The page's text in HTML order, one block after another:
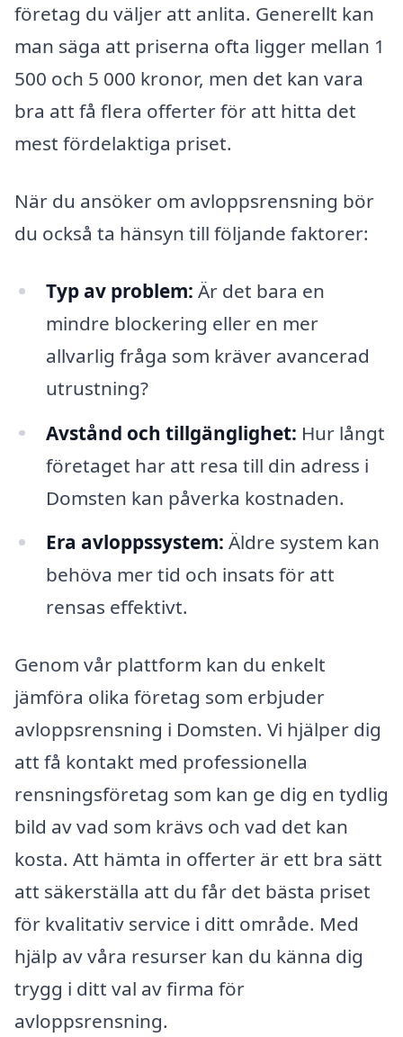
företag du väljer att anlita. Generellt kan
man säga att priserna ofta ligger mellan 1
500 och 5 000 kronor, men det kan vara
bra att få flera offerter för att hitta det
mest fördelaktiga priset.
När du ansöker om avloppsrensning bör
du också ta hänsyn till följande faktorer:
Typ av problem: Är det bara en
mindre blockering eller en mer
allvarlig fråga som kräver avancerad
utrustning?
Avstånd och tillgänglighet: Hur långt
företaget har att resa till din adress i
Domsten kan påverka kostnaden.
Era avloppssystem: Äldre system kan
behöva mer tid och insats för att
rensas effektivt.
Genom vår plattform kan du enkelt
jämföra olika företag som erbjuder
avloppsrensning i Domsten. Vi hjälper dig
att få kontakt med professionella
rensningsföretag som kan ge dig en tydlig
bild av vad som krävs och vad det kan
kosta. Att hämta in offerter är ett bra sätt
att säkerställa att du får det bästa priset
för kvalitativ service i ditt område. Med
hjälp av våra resurser kan du känna dig
trygg i ditt val av firma för
avloppsrensning.